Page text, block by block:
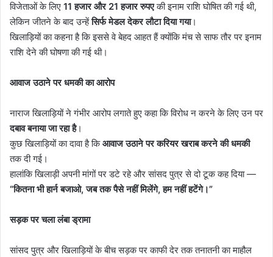
विजेताओं के लिए 11 हजार और 21 हजार रुपएकी इनाम राशि घोषित की गई थी,
लेकिन जीतने के बाद उन्हेंसिर्फ मेडल देकर लौटा दिया गया।
खिलाड़ियों का कहना है कि इससे वे बेहद आहत हैं क्योंकि मंच से साफ तौर पर इनाम
राशि देने की घोषणा की गई थी।
आवाज उठाने पर धमकी का आरोप
नाराज खिलाड़ियों ने गंभीर आरोप लगाते हुए कहा कि विरोध न करने के लिए उन पर
दबाव बनाया जा रहा है।
कुछ खिलाड़ियों का दावा है किआवाज उठाने पर करियर खराब करने की धमकी
तक दी गई।
हालांकि खिलाड़ी अपनी मांगों पर डटे रहे और सांसद पुत्र से दो टूक कह दिया —
“कितना भी हार्न बजाओ, जब तक पैसे नहीं मिलेंगे, हम नहीं हटेंगे।”
सड़क पर चला लंबा ड्रामा
सांसद पुत्र और खिलाड़ियों के बीच सड़क पर काफी देर तक तनातनी का माहौल